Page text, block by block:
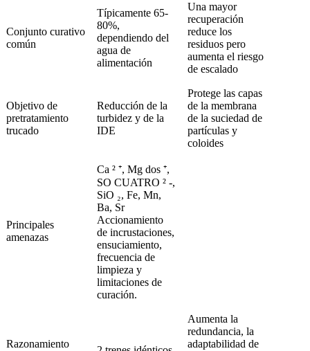
Conjunto curativo
común
Típicamente 65-
80%,
dependiendo del
agua de
alimentación
Una mayor
recuperación
reduce los
residuos pero
aumenta el riesgo
de escalado
Objetivo de
pretratamiento
trucado
Reducción de la
turbidez y de la
IDE
Protege las capas
de la membrana
de la suciedad de
partículas y
coloides
Principales
amenazas
Ca ² ⁺, Mg dos ⁺,
SO CUATRO ² -,
SiO ₂, Fe, Mn,
Ba, Sr
Accionamiento
de incrustaciones,
ensuciamiento,
frecuencia de
limpieza y
limitaciones de
curación.
Razonamiento
Aumenta la
redundancia, la
adaptabilidad de